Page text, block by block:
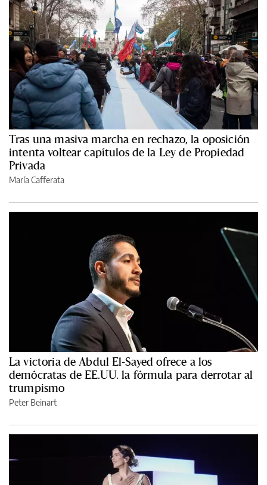
Tras una masiva marcha en rechazo, la oposición
intenta voltear capítulos de la Ley de Propiedad
Privada
María Cafferata
La victoria de Abdul El-Sayed ofrece a los
demócratas de EE.UU. la fórmula para derrotar al
trumpismo
Peter Beinart